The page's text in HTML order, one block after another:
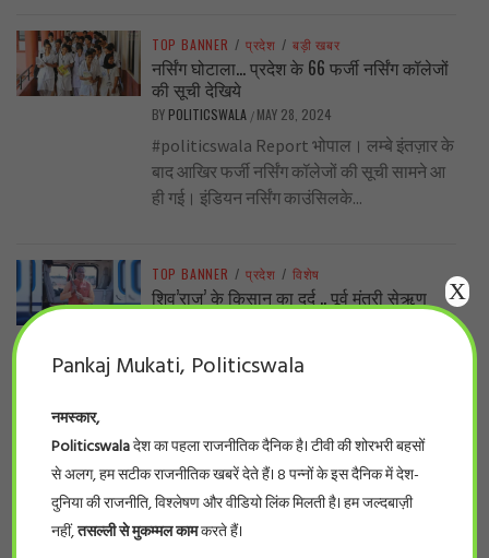
TOP BANNER / प्रदेश / बड़ी खबर
नर्सिंग घोटाला… प्रदेश के 66 फर्जी नर्सिंग कॉलेजों
की सूची देखिये
BY POLITICSWALA / MAY 28, 2024
#politicswala Report भोपाल। लम्बे इंतज़ार के
बाद आखिर फर्जी नर्सिंग कॉलेजों की सूची सामने आ
ही गई। इंडियन नर्सिंग काउंसिलके...
TOP BANNER / प्रदेश / विशेष
शिव’राज’ के किसान का दर्द .. पूर्व मंत्री सेऋण
स्वीकृति पत्र मिलने के दो साल बाद भी नहीं मिला
BYPOLITICSWALA/MAY 27, 2024
प्रचार-प्रसार, सम्मेलन में फूंक...
TOP BANNER /
Pankaj Mukati, Politicswala
नमस्कार,
Politicswalaदेश का पहला राजनीतिक दैनिक है। टीवी की शोरभरी बहसों
से अलग, हम सटीक राजनीतिक खबरें देते हैं। 8 पन्नों के इस दैनिक में देश-
दुनिया की राजनीति, विश्लेषण और वीडियो लिंक मिलती है। हम जल्दबाज़ी
नहीं,तसल्ली से मुकम्मल कामकरते हैं।
X